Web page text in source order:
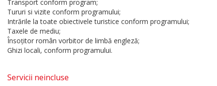
Transport conform program;
Tururi si vizite conform programului;
Intrările la toate obiectivele turistice conform programului;
Taxele de mediu;
Însoțitor român vorbitor de limbă engleză;
Ghizi locali, conform programului.
Servicii neincluse